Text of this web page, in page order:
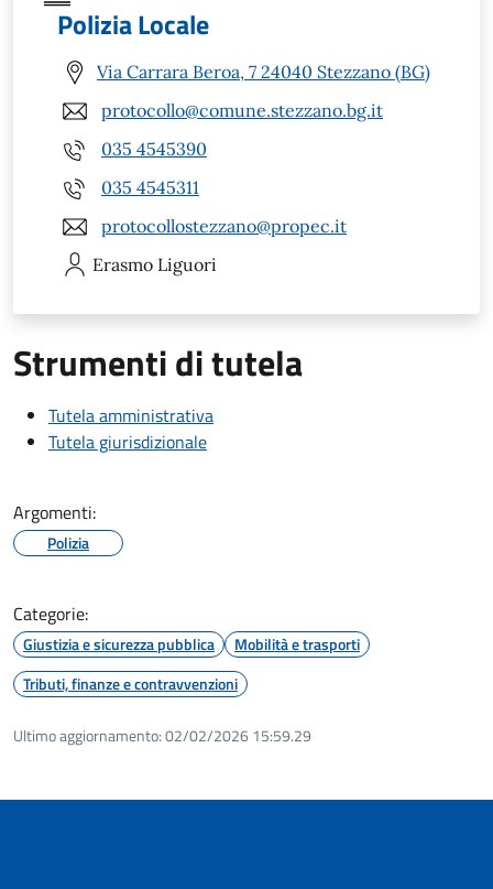
Polizia Locale
Via Carrara Beroa, 7 24040 Stezzano (BG)
protocollo@comune.stezzano.bg.it
035 4545390
035 4545311
protocollostezzano@propec.it
Erasmo Liguori
Strumenti di tutela
Tutela amministrativa
Tutela giurisdizionale
Argomenti:
Polizia
Categorie:
Giustizia e sicurezza pubblica
Mobilità e trasporti
Tributi, finanze e contravvenzioni
Ultimo aggiornamento:02/02/2026 15:59.29